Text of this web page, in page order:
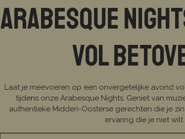
Arabesque
vol
Laat je meevoeren op een onvergetelijke avond
tijdens onze Arabesque Nights. Geniet van
authentieke Midden-Oosterse gerechten die je
ervaring die je niet wilt